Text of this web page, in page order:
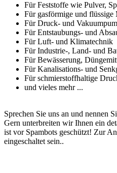
Für Feststoffe wie Pulver,
Für gasförmige und flüssige
Für Druck- und
Für Entstaubungs- und
Für Luft- und Klimatechnik
Für Industrie-, Land- und
Für Bewässerung,
Für Kanalisations- und
Für schmierstoffhaltige
und vieles mehr ...
Sprechen Sie uns an und nennen
Gern unterbreiten wir Ihnen ein
ist vor Spambots geschützt! Zur
eingeschaltet sein..